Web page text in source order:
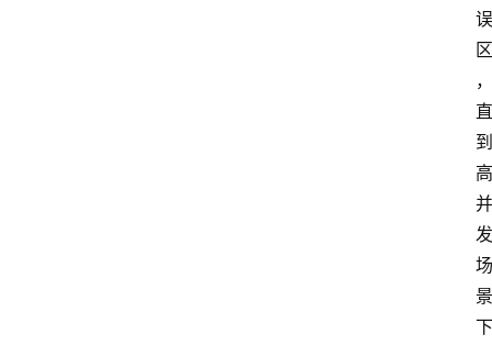
误
区
，
直
到
高
并
发
场
景
下